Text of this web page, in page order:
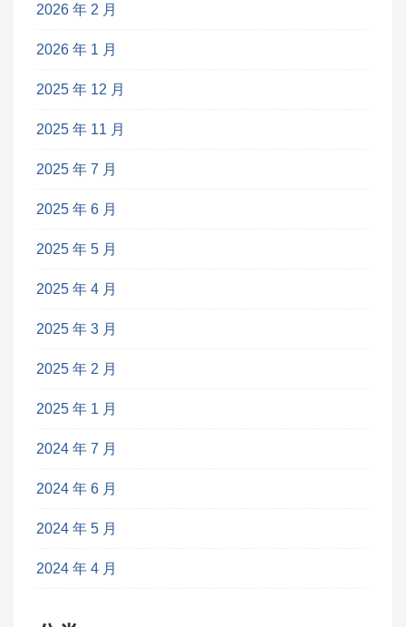
2026 年 2 月
2026 年 1 月
2025 年 12 月
2025 年 11 月
2025 年 7 月
2025 年 6 月
2025 年 5 月
2025 年 4 月
2025 年 3 月
2025 年 2 月
2025 年 1 月
2024 年 7 月
2024 年 6 月
2024 年 5 月
2024 年 4 月